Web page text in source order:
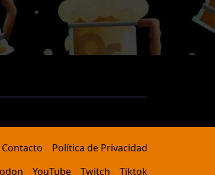
Contacto
Política de Privacidad
YouTube Twitch Tiktok